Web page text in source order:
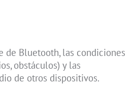
de Bluetooth, las condiciones
obstáculos) y las
de otros dispositivos.